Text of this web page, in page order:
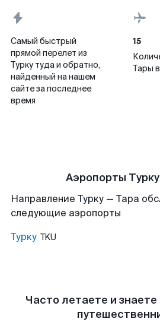
Самый быстрый
прямой перелет из
Турку туда и обратно,
найденный на нашем
сайте за последнее
время
15
Тары
Аэропорты
Направление Турку — Тара
следующие аэропорты
Турку TKU
Часто летаете и